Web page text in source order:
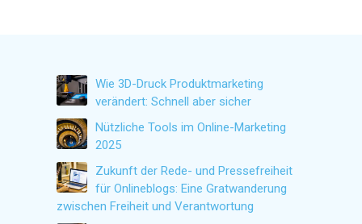
Wie 3D-Druck Produktmarketing
verändert: Schnell aber sicher
Nützliche Tools im Online-Marketing
2025
Zukunft der Rede- und Pressefreiheit
für Onlineblogs: Eine Gratwanderung
zwischen Freiheit und Verantwortung